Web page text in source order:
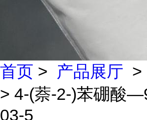
首页 > 产品展厅 >
> 4-(萘-2-)苯硼酸
03-5